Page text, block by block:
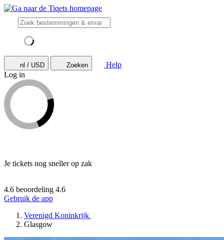
nl / USD Zoeken
Help
Log in
Je tickets nog sneller op zak
4.6 beoordeling 4.6
Gebruik de app
Verenigd Koninkrijk
Glasgow